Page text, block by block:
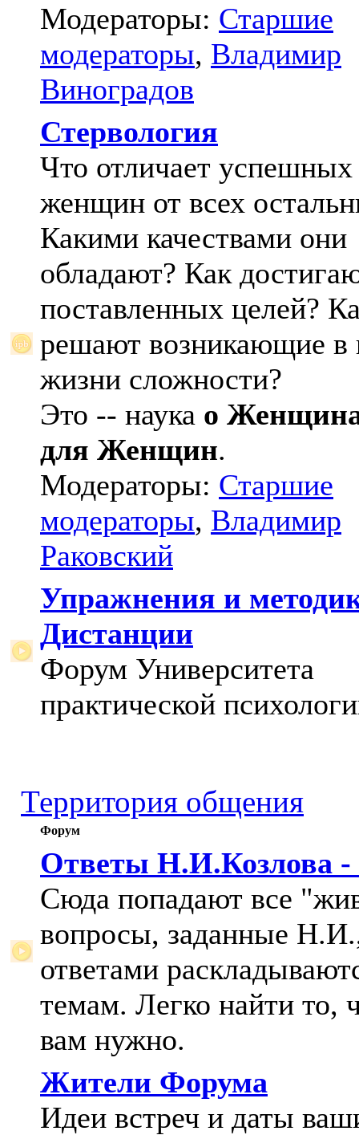
Модераторы: Старшие
модераторы, Владимир
Виноградов
Стервология
Что отличает успешных
женщин от всех
Какими качествами они
обладают? Как
поставленных целей?
решают возникающие в
жизни сложности?
Это -- наука о
для Женщин.
Модераторы: Старшие
модераторы, Владимир
Раковский
Упражнения и
Дистанции
Форум Университета
практической
Территория общения
Форум
Ответы Н.И.Козлова -
Сюда попадают все
вопросы, заданные
ответами
темам. Легко найти то,
вам нужно.
Жители Форума
Идеи встреч и даты